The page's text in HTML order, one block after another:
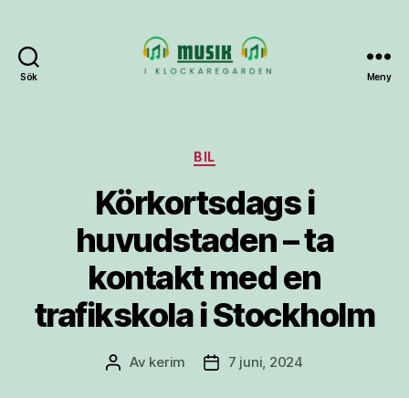
Sök Meny
Kategorier
BIL
Körkortsdags i
huvudstaden – ta
kontakt med en
trafikskola i Stockholm
Inläggsförfattare
Av kerim Inläggsdatum
7 juni, 2024